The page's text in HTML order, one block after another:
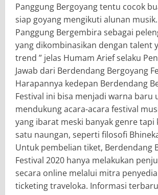
Panggung Bergoyang tentu cocok
siap goyang mengikuti alunan
Panggung Bergembira sebagai
yang dikombinasikan dengan talent
trend ” jelas Humam Arief selaku
Jawab dari Berdendang Bergoyang
Harapannya kedepan Berdendang
Festival ini bisa menjadi warna baru
mendukung acara-acara festival
yang ibarat meski banyak genre tapi
satu naungan, seperti filosofi
Untuk pembelian tiket, Berdendang
Festival 2020 hanya melakukan
secara online melalui mitra
ticketing traveloka. Informasi